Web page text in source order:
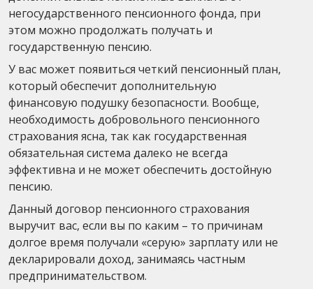
негосударственного пенсионного фонда, при
этом можно продолжать получать и
государственную пенсию.
У вас может появиться четкий пенсионный план,
который обеспечит дополнительную
финансовую подушку безопасности. Вообще,
необходимость добровольного пенсионного
страхования ясна, так как государственная
обязательная система далеко не всегда
эффективна и не может обеспечить достойную
пенсию.
Данный договор пенсионного страхования
выручит вас, если вы по каким – то причинам
долгое время получали «серую» зарплату или не
декларировали доход, занимаясь частным
предпринимательством.